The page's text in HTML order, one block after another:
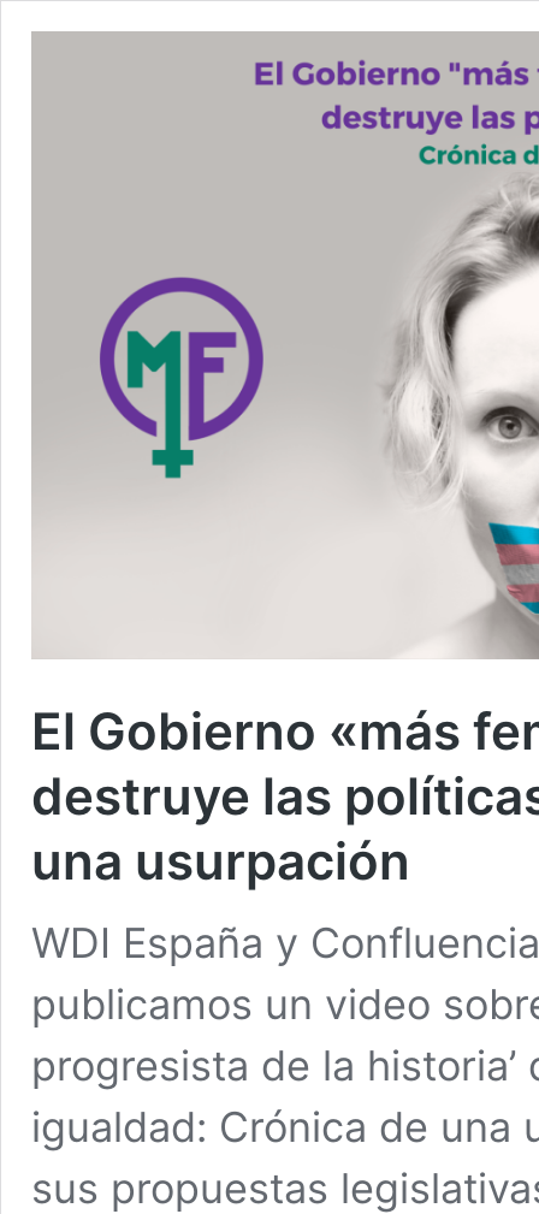
El Gobierno «más
destruye las
una usurpación
WDI España y
publicamos un video
progresista de la
igualdad: Crónica de una
sus propuestas